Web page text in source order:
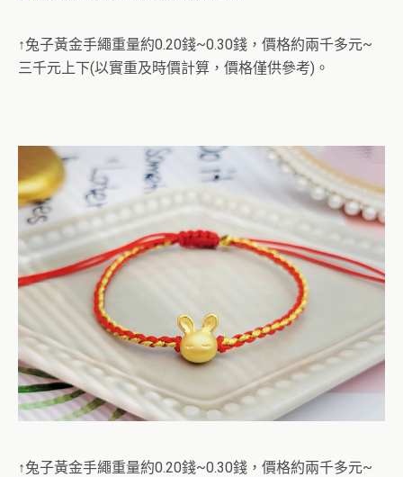
↑兔子黃金手繩重量約0.20錢~0.30錢，價格約兩千多元~
三千元上下(以實重及時價計算，價格僅供參考)。
↑兔子黃金手繩重量約0.20錢~0.30錢，價格約兩千多元~